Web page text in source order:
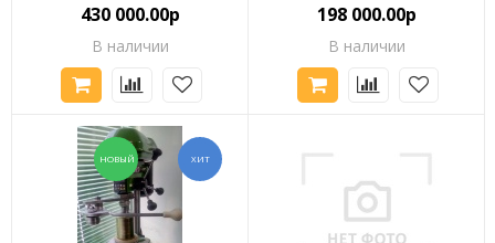
430 000.00р
В наличии
198 000.00р
В наличии